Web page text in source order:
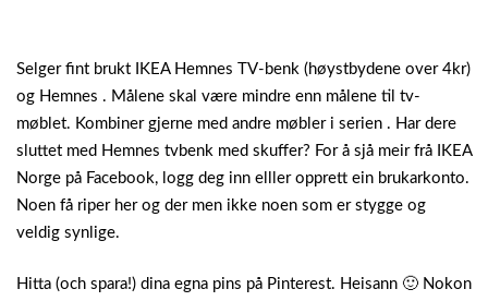
Selger fint brukt IKEA Hemnes TV-benk (høystbydene over 4kr)
og Hemnes . Målene skal være mindre enn målene til tv-
møblet. Kombiner gjerne med andre møbler i serien . Har dere
sluttet med Hemnes tvbenk med skuffer? For å sjå meir frå IKEA
Norge på Facebook, logg deg inn elller opprett ein brukarkonto.
Noen få riper her og der men ikke noen som er stygge og
veldig synlige.
Hitta (och spara!) dina egna pins på Pinterest. Heisann 🙂 Nokon